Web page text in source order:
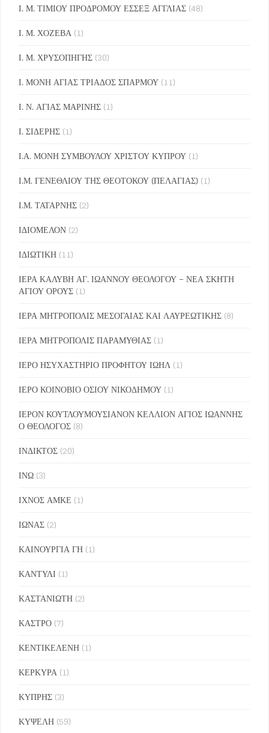
Ι. Μ. ΤΙΜΙΟΥ ΠΡΟΔΡΟΜΟΥ ΕΣΣΕΞ ΑΓΓΛΙΑΣ (48)
Ι. Μ. ΧΟΖΕΒΑ (1)
Ι. Μ. ΧΡΥΣΟΠΗΓΗΣ (30)
Ι. ΜΟΝΗ ΑΓΙΑΣ ΤΡΙΑΔΟΣ ΣΠΑΡΜΟΥ (11)
Ι. Ν. ΑΓΙΑΣ ΜΑΡΙΝΗΣ (1)
Ι. ΣΙΔΕΡΗΣ (1)
Ι.Α. ΜΟΝΗ ΣΥΜΒΟΥΛΟΥ ΧΡΙΣΤΟΥ ΚΥΠΡΟΥ (1)
Ι.Μ. ΓΕΝΕΘΛΙΟΥ ΤΗΣ ΘΕΟΤΟΚΟΥ (ΠΕΛΑΓΙΑΣ) (1)
Ι.Μ. ΤΑΤΑΡΝΗΣ (2)
ΙΔΙΟΜΕΛΟΝ (2)
ΙΔΙΩΤΙΚΗ (11)
ΙΕΡΑ ΚΑΛΥΒΗ ΑΓ. ΙΩΑΝΝΟΥ ΘΕΟΛΟΓΟΥ – ΝΕΑ ΣΚΗΤΗ
ΑΓΙΟΥ ΟΡΟΥΣ (1)
ΙΕΡΑ ΜΗΤΡΟΠΟΛΙΣ ΜΕΣΟΓΑΙΑΣ ΚΑΙ ΛΑΥΡΕΩΤΙΚΗΣ (8)
ΙΕΡΑ ΜΗΤΡΟΠΟΛΙΣ ΠΑΡΑΜΥΘΙΑΣ (1)
ΙΕΡΟ ΗΣΥΧΑΣΤΗΡΙΟ ΠΡΟΦΗΤΟΥ ΙΩΗΛ (1)
ΙΕΡΟ ΚΟΙΝΟΒΙΟ ΟΣΙΟΥ ΝΙΚΟΔΗΜΟΥ (1)
ΙΕΡΟΝ ΚΟΥΤΛΟΥΜΟΥΣΙΑΝΟΝ ΚΕΛΛΙΟΝ ΑΓΙΟΣ ΙΩΑΝΝΗΣ
Ο ΘΕΟΛΟΓΟΣ (8)
ΙΝΔΙΚΤΟΣ (20)
ΙΝΩ (3)
ΙΧΝΟΣ ΑΜΚΕ (1)
ΙΩΝΑΣ (2)
ΚΑΙΝΟΥΡΓΙΑ ΓΗ (1)
ΚΑΝΤΥΛΙ (1)
ΚΑΣΤΑΝΙΩΤΗ (2)
ΚΑΣΤΡΟ (7)
ΚΕΝΤΙΚΕΛΕΝΗ (1)
ΚΕΡΚΥΡΑ (1)
ΚΥΠΡΗΣ (3)
ΚΥΨΕΛΗ (59)